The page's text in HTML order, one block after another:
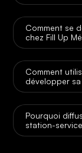
Comment se
chez Fill Up
Comment
développer
Pourquoi
station-